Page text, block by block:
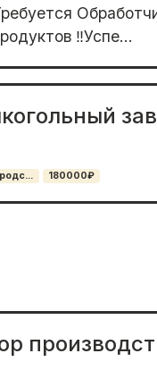
‼️Успе...
180000₽